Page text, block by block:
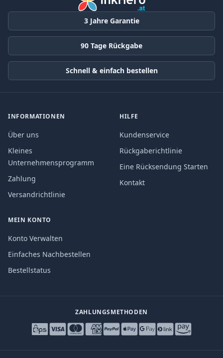
3 Jahre Garantie
90 Tage Rückgabe
Schnell & einfach bestellen
INFORMATIONEN
Über uns
Kleines
Unternehmensprogramm
Zahlung
Versandrichtlinie
HILFE
Kundenservice
Rückgaberichtlinie
Eine Rücksendung Starten
Kontakt
MEIN KONTO
Konto Verwalten
Einfaches Nachbestellen
Bestellstatus
ZAHLUNGSMETHODEN